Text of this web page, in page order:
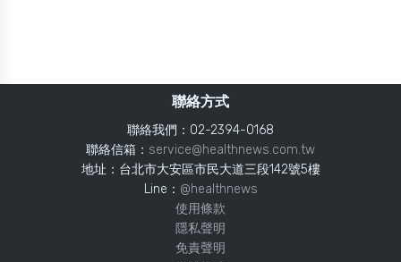
聯絡方式
聯絡我們：02-2394-0168
聯絡信箱： service@healthnews.com.tw
地址：台北市大安區市民大道三段142號5樓
Line： @healthnews
使用條款
隱私聲明
免責聲明